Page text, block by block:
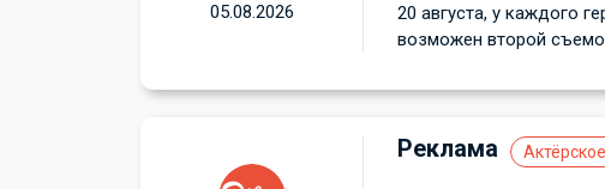
20 августа, у каждого
возможен второй
05.08.2026
Реклама